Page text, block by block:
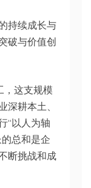
持续成长与
破与价值创
，这支规模
深耕本土、
“以人为轴
总和是企
断挑战和成